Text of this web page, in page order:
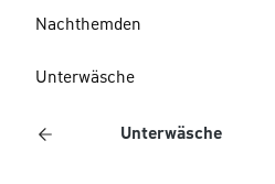
Nachthemden
Unterwäsche
Unterwäsche